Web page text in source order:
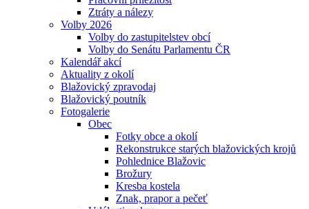
Ztráty a nálezy
Volby 2026
Volby do zastupitelstev obcí
Volby do Senátu Parlamentu ČR
Kalendář akcí
Aktuality z okolí
Blažovický zpravodaj
Blažovický poutník
Fotogalerie
Obec
Fotky obce a okolí
Rekonstrukce starých blažovických krojů
Pohlednice Blažovic
Brožury
Kresba kostela
Znak, prapor a pečeť